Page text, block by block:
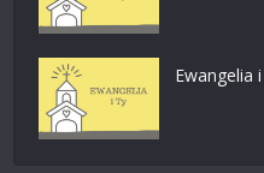
Ewangelia